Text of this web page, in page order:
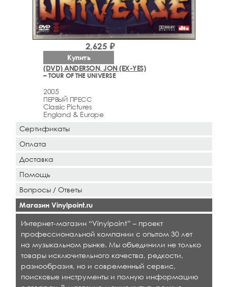
(DVD) ANDERSON, JON (EX-YES)
– TOUR OF THE UNIVERSE
2005
ПЕРВЫЙ ПРЕСС
Classic Pictures
England & Europe
2,625 ₽
Купить
Сертификаты
Оплата
Доставка
Помощь
Вопросы / Ответы
Магазин Vinylpoint.ru
Интернет-магазин “Vinylpoint” – проект
профессиональной компании с опытом 30 лет
на музыкальном рынке. Мы объединили не только
товары исключительного качества, редкости,
разнообразия, но и современный сервис,
поисковые инструменты и полную информацию